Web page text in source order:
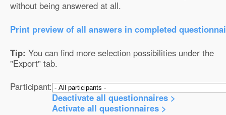
without being answered at all.
Print preview of all answers in completed
Tip: You can find more selection possibilities under the
"Export" tab.
Participant:
Deactivate all questionnaires >
Activate all questionnaires >